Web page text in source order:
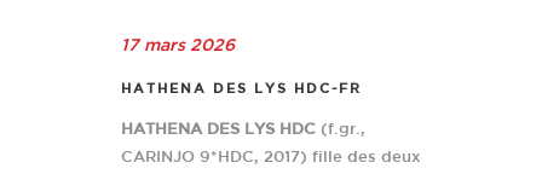
17 mars 2026
HATHENA DES LYS HDC-FR
HATHENA DES LYS HDC (f.gr.,
CARINJO 9*HDC, 2017) fille des deux